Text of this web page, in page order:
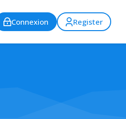
Connexion Register